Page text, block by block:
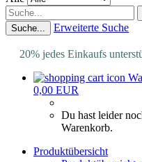
Suche... Erweiterte Suche
20% jedes Einkaufs
0,00 EUR
Du hast leider
Warenkorb.
Produktübersicht